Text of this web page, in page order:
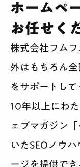
制作実績
会社紹介
採用
BLOG
相談する
ホームペ
お任せく
株式会社フム
外はもちろん
をサポートして
10年以上にわ
ェブマガジン
いたSEOノウ
ージを提供でき